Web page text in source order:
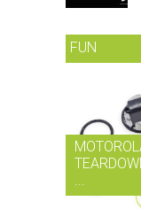
FUN
...